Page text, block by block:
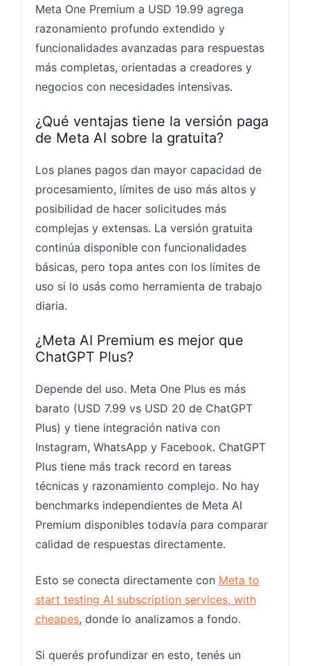
Meta One Premium a USD 19.99 agrega
razonamiento profundo extendido y
funcionalidades avanzadas para respuestas
más completas, orientadas a creadores y
negocios con necesidades intensivas.
¿Qué ventajas tiene la versión paga
de Meta AI sobre la gratuita?
Los planes pagos dan mayor capacidad de
procesamiento, límites de uso más altos y
posibilidad de hacer solicitudes más
complejas y extensas. La versión gratuita
continúa disponible con funcionalidades
básicas, pero topa antes con los límites de
uso si lo usás como herramienta de trabajo
diaria.
¿Meta AI Premium es mejor que
ChatGPT Plus?
Depende del uso. Meta One Plus es más
barato (USD 7.99 vs USD 20 de ChatGPT
Plus) y tiene integración nativa con
Instagram, WhatsApp y Facebook. ChatGPT
Plus tiene más track record en tareas
técnicas y razonamiento complejo. No hay
benchmarks independientes de Meta AI
Premium disponibles todavía para comparar
calidad de respuestas directamente.
Esto se conecta directamente con Meta to
start testing AI subscription services, with
cheapes, donde lo analizamos a fondo.
Si querés profundizar en esto, tenés un